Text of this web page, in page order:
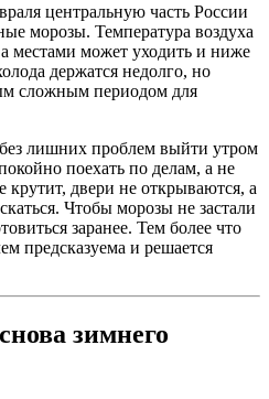
центральную часть России
морозы. Температура воздуха
а местами может уходить и ниже
держатся недолго, но
сложным периодом для
лишних проблем выйти утром
поехать по делам, а не
крутит, двери не открываются, а
Чтобы морозы не застали
заранее. Тем более что
предсказуема и решается
зимнего